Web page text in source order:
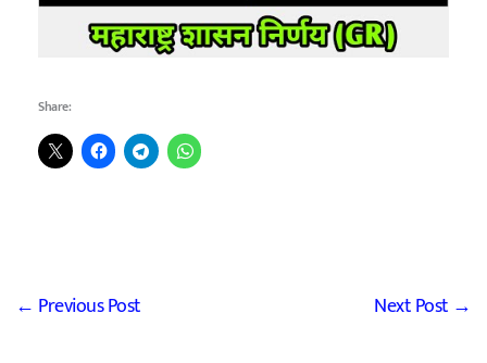
Share:
← Previous Post Next Post →